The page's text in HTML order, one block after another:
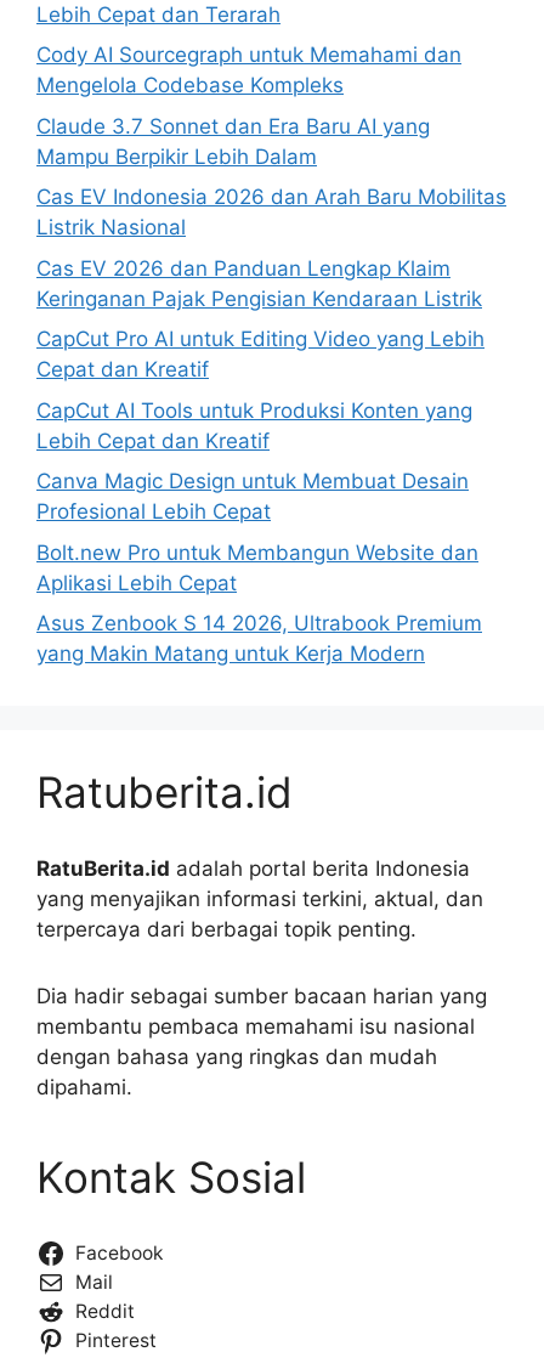
Lebih Cepat dan Terarah
Cody AI Sourcegraph untuk Memahami dan
Mengelola Codebase Kompleks
Claude 3.7 Sonnet dan Era Baru AI yang
Mampu Berpikir Lebih Dalam
Cas EV Indonesia 2026 dan Arah Baru Mobilitas
Listrik Nasional
Cas EV 2026 dan Panduan Lengkap Klaim
Keringanan Pajak Pengisian Kendaraan Listrik
CapCut Pro AI untuk Editing Video yang Lebih
Cepat dan Kreatif
CapCut AI Tools untuk Produksi Konten yang
Lebih Cepat dan Kreatif
Canva Magic Design untuk Membuat Desain
Profesional Lebih Cepat
Bolt.new Pro untuk Membangun Website dan
Aplikasi Lebih Cepat
Asus Zenbook S 14 2026, Ultrabook Premium
yang Makin Matang untuk Kerja Modern
Ratuberita.id
RatuBerita.id adalah portal berita Indonesia
yang menyajikan informasi terkini, aktual, dan
terpercaya dari berbagai topik penting.
Dia hadir sebagai sumber bacaan harian yang
membantu pembaca memahami isu nasional
dengan bahasa yang ringkas dan mudah
dipahami.
Kontak Sosial
Facebook
Mail
Reddit
Pinterest